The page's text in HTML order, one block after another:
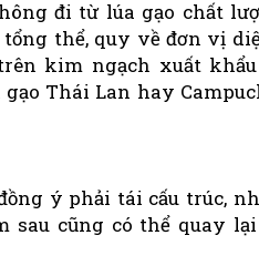
đi từ lúa gạo chất
thể, quy về đơn vị
kim ngạch xuất
Thái Lan hay
ý phải tái cấu trúc,
sau cũng có thể quay